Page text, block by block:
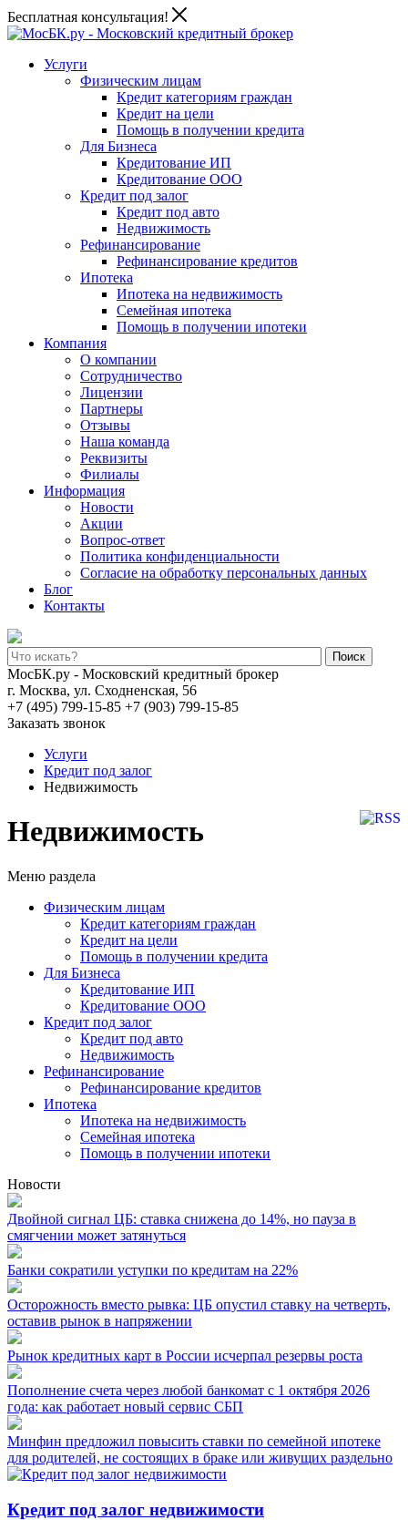
Бесплатная консультация!
Услуги
Физическим лицам
Кредит категориям граждан
Кредит на цели
Помощь в получении кредита
Для Бизнеса
Кредитование ИП
Кредитование ООО
Кредит под залог
Кредит под авто
Недвижимость
Рефинансирование
Рефинансирование кредитов
Ипотека
Ипотека на недвижимость
Семейная ипотека
Помощь в получении ипотеки
Компания
О компании
Сотрудничество
Лицензии
Партнеры
Отзывы
Наша команда
Реквизиты
Филиалы
Информация
Новости
Акции
Вопрос-ответ
Политика конфиденциальности
Согласие на обработку персональных данных
Блог
Контакты
Поиск
МосБК.ру - Московский кредитный брокер
г. Москва, ул. Сходненская, 56
+7 (495) 799-15-85 +7 (903) 799-15-85
Заказать звонок
Услуги
Кредит под залог
Недвижимость
Недвижимость
Меню раздела
Физическим лицам
Кредит категориям граждан
Кредит на цели
Помощь в получении кредита
Для Бизнеса
Кредитование ИП
Кредитование ООО
Кредит под залог
Кредит под авто
Недвижимость
Рефинансирование
Рефинансирование кредитов
Ипотека
Ипотека на недвижимость
Семейная ипотека
Помощь в получении ипотеки
Новости
Двойной сигнал ЦБ: ставка снижена до 14%, но пауза в
смягчении может затянуться
Банки сократили уступки по кредитам на 22%
Осторожность вместо рывка: ЦБ опустил ставку на четверть,
оставив рынок в напряжении
Рынок кредитных карт в России исчерпал резервы роста
Пополнение счета через любой банкомат с 1 октября 2026
года: как работает новый сервис СБП
Минфин предложил повысить ставки по семейной ипотеке
для родителей, не состоящих в браке или живущих раздельно
Кредит под залог недвижимости